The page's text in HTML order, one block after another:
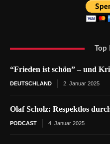
Top
“Frieden ist schön” – und
DEUTSCHLAND 2. Januar 2025
Olaf Scholz: Respektlos
PODCAST 4. Januar 2025